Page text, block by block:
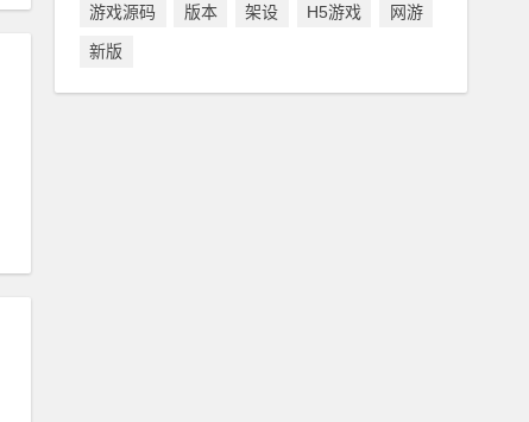
游戏源码 版本 架设 H5游戏 网游
新版